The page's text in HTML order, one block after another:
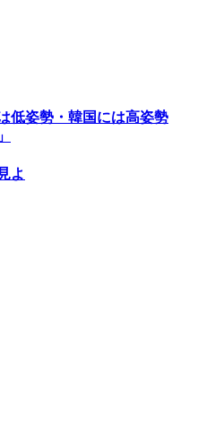
低姿勢・韓国には高姿勢
よ